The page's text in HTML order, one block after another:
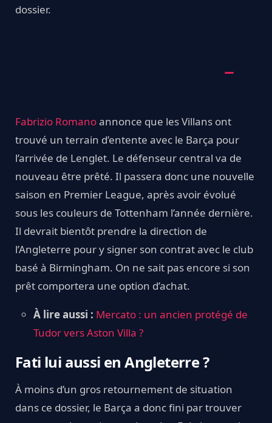
dossier.
Fabrizio Romanoannonce que les Villans ont
trouvé un terrain d’entente avec le Barça pour
l’arrivée de Lenglet. Le défenseur central va de
nouveau être prêté. Il passera donc une nouvelle
saison en Premier League, après avoir évolué
sous les couleurs de Tottenham l’année dernière.
Il devrait bientôt prendre la direction de
l’Angleterre pour y signer son contrat avec le club
basé à Birmingham. On ne sait pas encore si son
prêt comportera une option d’achat.
À lire aussi : Mercato : un ancien protégé de
Tudor vers Aston Villa ?
Fati lui aussi en Angleterre ?
À moins d’un gros retournement de situation
dans ce dossier, le Barça a donc fini par trouver